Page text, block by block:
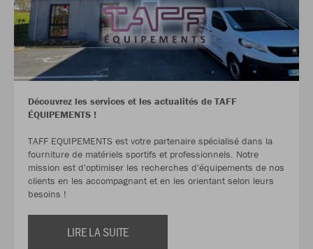
Découvrez les services et les actualités de TAFF
ÉQUIPEMENTS !
TAFF EQUIPEMENTS est votre partenaire spécialisé dans la
fourniture de matériels sportifs et professionnels. Notre
mission est d'optimiser les recherches d'équipements de nos
clients en les accompagnant et en les orientant selon leurs
besoins !
LIRE LA SUITE